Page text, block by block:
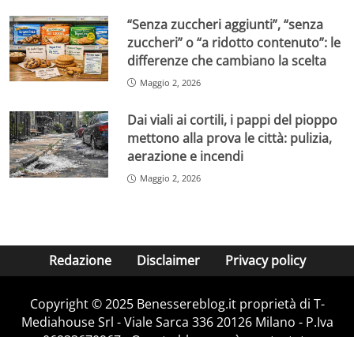
“Senza zuccheri aggiunti”, “senza
zuccheri” o “a ridotto contenuto”: le
differenze che cambiano la scelta
Maggio 2, 2026
Dai viali ai cortili, i pappi del pioppo
mettono alla prova le città: pulizia,
aerazione e incendi
Maggio 2, 2026
Redazione Disclaimer Privacy policy
Copyright © 2025 Benessereblog.it proprietà di T-
Mediahouse Srl - Viale Sarca 336 20126 Milano - P.Iva